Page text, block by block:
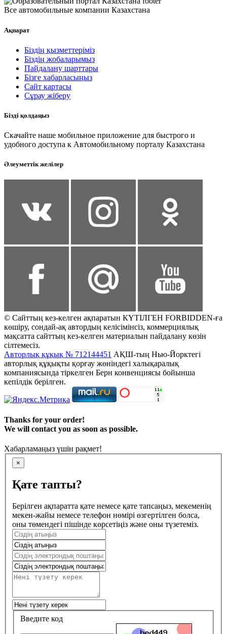
Все автомобильные компании Казахстана
Ақпарат
Біздің қызметтеріміз
Біздің жобаларымыз
Пайдалану шарттары
Бізге хабарласыңыз
Сайт картасы
Сұрау жіберу
Бізді қолдаңыз
Скачайте наше мобильное приложение для быстрого и
удобного доступа к Автомобильному порталу Казахстана
Әлеуметтік желілер
© Сайттың кез-келген ақпаратын КҮТІЛГЕН FORBIDDEN-ға
көшіру, сондай-ақ автордың келісімінсіз, коммерциялық
мақсатта сайттың кез-келген материалын пайдалану көзін
сілтемесіз.
Авторлық құқық № 712144451 АҚШ-тың Нью-Йорктегі
авторлық құқықты қорғау жөніндегі халықаралық
компаниясында тіркелген Берн конвенциясы бойынша
кепілдік берілген.
Thanks for your order!
We will contact you as soon as possible.
Хабарламаңыз үшін рақмет!
×
Қате тапты?
Берілген ақпаратта қате немесе қате тапсаңыз, мекеменің
мекен-жайы немесе телефон нөмірі өзгертілген болса,
оны төмендегі пішінде көрсетіңіз және оны түзетеміз.
Введите код